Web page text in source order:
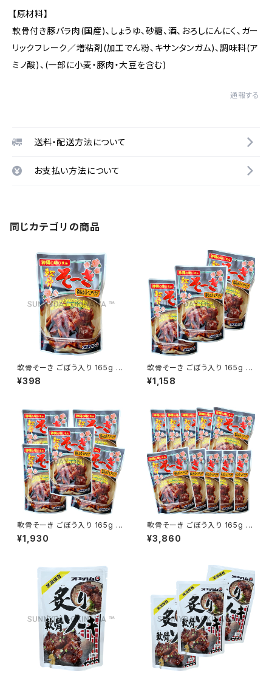
【原材料】
軟骨付き豚バラ肉(国産)、しょうゆ、砂糖、酒、おろしにんにく、ガー
リックフレーク／増粘剤(加工でん粉、キサンタンガム)、調味料(ア
ミノ酸)、(一部に小麦・豚肉・大豆を含む)
通報する
送料・配送方法について
お支払い方法について
同じカテゴリの商品
軟骨そーき ごぼう入り 165g 1
袋 オキハム
¥398
軟骨そーき ごぼう入り 165g 3
袋 オキハム
¥1,158
軟骨そーき ごぼう入り 165g 5
袋 オキハム
¥1,930
軟骨そーき ごぼう入り 165g 10
袋 オキハム
¥3,860